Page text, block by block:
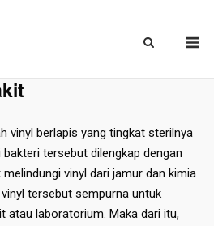
vinyl berlapis yang tingkat sterilnya
tersebut dilengkap dengan
vinyl dari jamur dan kimia
tersebut sempurna untuk
atau laboratorium. Maka dari itu,